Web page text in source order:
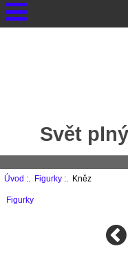
Svět
Úvod :. Figurky:. Kněz
Figurky